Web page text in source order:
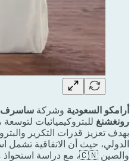
أرامكو السعودية وشركة ساسرف
رونغشنغ للبتروكيميائيات
بهدف تعزيز قدرات التكرير
والصين 🇨🇳، مع دراسة استحواذ متبادل بنسبة